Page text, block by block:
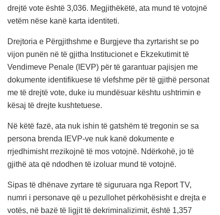
drejtë vote është 3,036. Megjithëkëtë, ata mund të votojnë
vetëm nëse kanë karta identiteti.
Drejtoria e Përgjithshme e Burgjeve tha zyrtarisht se po
vijon punën në të gjitha Institucionet e Ekzekutimit të
Vendimeve Penale (IEVP) për të garantuar pajisjen me
dokumente identifikuese të vlefshme për të gjithë personat
me të drejtë vote, duke iu mundësuar kështu ushtrimin e
kësaj të drejte kushtetuese.
Në këtë fazë, ata nuk ishin të gatshëm të tregonin se sa
persona brenda IEVP-ve nuk kanë dokumente e
rrjedhimisht rrezikojnë të mos votojnë. Ndërkohë, jo të
gjithë ata që ndodhen të izoluar mund të votojnë.
Sipas të dhënave zyrtare të siguruara nga Report TV,
numri i personave që u pezullohet përkohësisht e drejta e
votës, në bazë të ligjit të dekriminalizimit, është 1,357